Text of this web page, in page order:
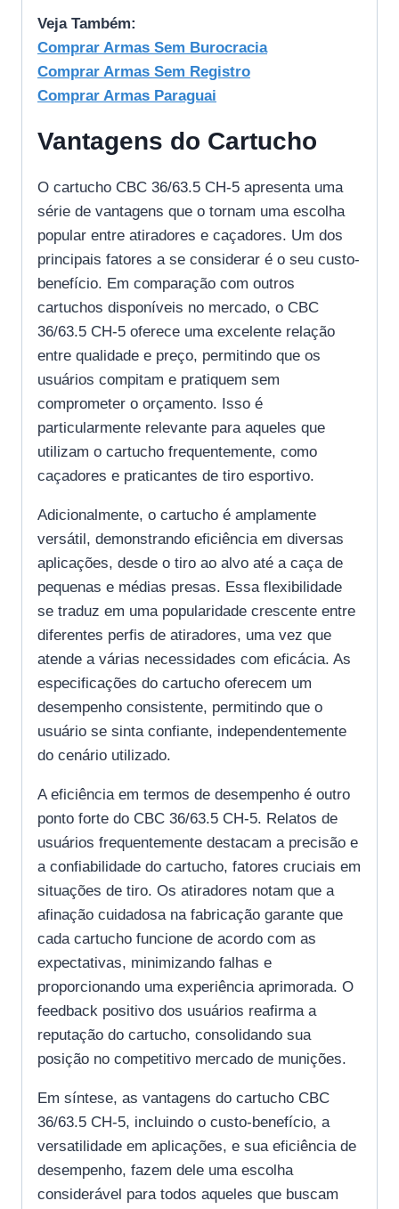
Veja Também:
Comprar Armas Sem Burocracia
Comprar Armas Sem Registro
Comprar Armas Paraguai
Vantagens do Cartucho
O cartucho CBC 36/63.5 CH-5 apresenta uma
série de vantagens que o tornam uma escolha
popular entre atiradores e caçadores. Um dos
principais fatores a se considerar é o seu custo-
benefício. Em comparação com outros
cartuchos disponíveis no mercado, o CBC
36/63.5 CH-5 oferece uma excelente relação
entre qualidade e preço, permitindo que os
usuários compitam e pratiquem sem
comprometer o orçamento. Isso é
particularmente relevante para aqueles que
utilizam o cartucho frequentemente, como
caçadores e praticantes de tiro esportivo.
Adicionalmente, o cartucho é amplamente
versátil, demonstrando eficiência em diversas
aplicações, desde o tiro ao alvo até a caça de
pequenas e médias presas. Essa flexibilidade
se traduz em uma popularidade crescente entre
diferentes perfis de atiradores, uma vez que
atende a várias necessidades com eficácia. As
especificações do cartucho oferecem um
desempenho consistente, permitindo que o
usuário se sinta confiante, independentemente
do cenário utilizado.
A eficiência em termos de desempenho é outro
ponto forte do CBC 36/63.5 CH-5. Relatos de
usuários frequentemente destacam a precisão e
a confiabilidade do cartucho, fatores cruciais em
situações de tiro. Os atiradores notam que a
afinação cuidadosa na fabricação garante que
cada cartucho funcione de acordo com as
expectativas, minimizando falhas e
proporcionando uma experiência aprimorada. O
feedback positivo dos usuários reafirma a
reputação do cartucho, consolidando sua
posição no competitivo mercado de munições.
Em síntese, as vantagens do cartucho CBC
36/63.5 CH-5, incluindo o custo-benefício, a
versatilidade em aplicações, e sua eficiência de
desempenho, fazem dele uma escolha
considerável para todos aqueles que buscam